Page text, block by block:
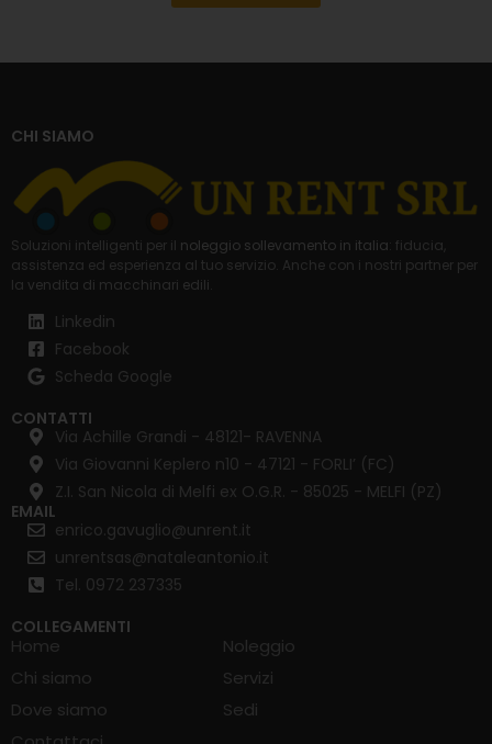
CHI SIAMO
Soluzioni intelligenti per il noleggio sollevamento in italia : fiducia,
assistenza ed esperienza al tuo servizio. Anche con i nostri partner per
la vendita di macchinari edili
Linkedin
Facebook
Scheda Google
CONTATTI
Via Achille Grandi - 48121- RAVENNA
Via Giovanni Keplero n10 - 47121 - FORLI’ (FC)
Z.I. San Nicola di Melfi ex O.G.R. - 85025 - MELFI (PZ)
EMAIL
enrico.gavuglio@unrent.it
unrentsas@nataleantonio.it
Tel. 0972 237335
COLLEGAMENTI
Home
Chi siamo
Dove siamo
Noleggio
Servizi
Sedi